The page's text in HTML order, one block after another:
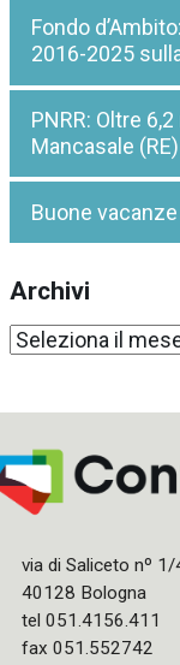
Fondo
2016-2025
PNRR: Oltre
Mancasale (RE)
Buone
Archivi
Archivi
via di Saliceto nº
40128 Bologna
tel 051.4156.411
fax 051.552742